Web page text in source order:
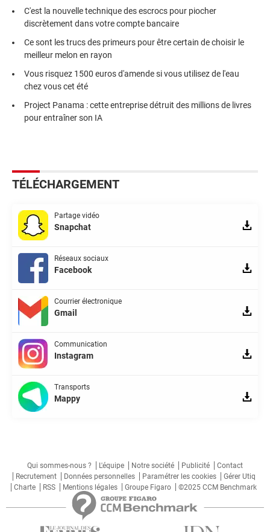
C'est la nouvelle technique des escrocs pour piocher
discrètement dans votre compte bancaire
Ce sont les trucs des primeurs pour être certain de choisir le
meilleur melon en rayon
Vous risquez 1500 euros d'amende si vous utilisez de l'eau
chez vous cet été
Project Panama : cette entreprise détruit des millions de livres
pour entraîner son IA
TÉLÉCHARGEMENT
Partage vidéo
Snapchat
Réseaux sociaux
Facebook
Courrier électronique
Gmail
Communication
Instagram
Transports
Mappy
Qui sommes-nous ? L'équipe Notre société Publicité
Contact
Recrutement
Données personnelles Paramétrer les cookies
Gérer Utiq
Charte
RSS Mentions légales Groupe Figaro ©2025 CCM Benchmark